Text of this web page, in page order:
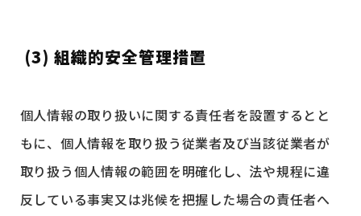
(3) 組織的安全管理措置
個人情報の取り扱いに関する責任者を設置するとと
もに、個人情報を取り扱う従業者及び当該従業者が
取り扱う個人情報の範囲を明確化し、法や規程に違
反している事実又は兆候を把握した場合の責任者へ